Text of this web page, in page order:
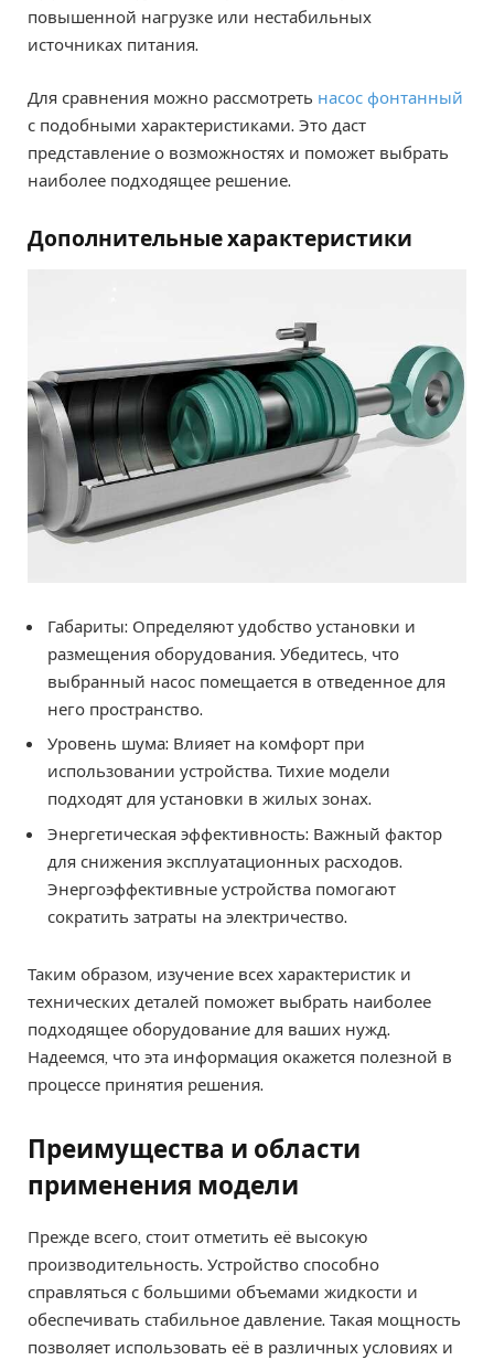
повышенной нагрузке или нестабильных
источниках питания.
Для сравнения можно рассмотреть насос фонтанный
с подобными характеристиками. Это даст
представление о возможностях и поможет выбрать
наиболее подходящее решение.
Дополнительные характеристики
Габариты: Определяют удобство установки и
размещения оборудования. Убедитесь, что
выбранный насос помещается в отведенное для
него пространство.
Уровень шума: Влияет на комфорт при
использовании устройства. Тихие модели
подходят для установки в жилых зонах.
Энергетическая эффективность: Важный фактор
для снижения эксплуатационных расходов.
Энергоэффективные устройства помогают
сократить затраты на электричество.
Таким образом, изучение всех характеристик и
технических деталей поможет выбрать наиболее
подходящее оборудование для ваших нужд.
Надеемся, что эта информация окажется полезной в
процессе принятия решения.
Преимущества и области
применения модели
Прежде всего, стоит отметить её высокую
производительность. Устройство способно
справляться с большими объемами жидкости и
обеспечивать стабильное давление. Такая мощность
позволяет использовать её в различных условиях и